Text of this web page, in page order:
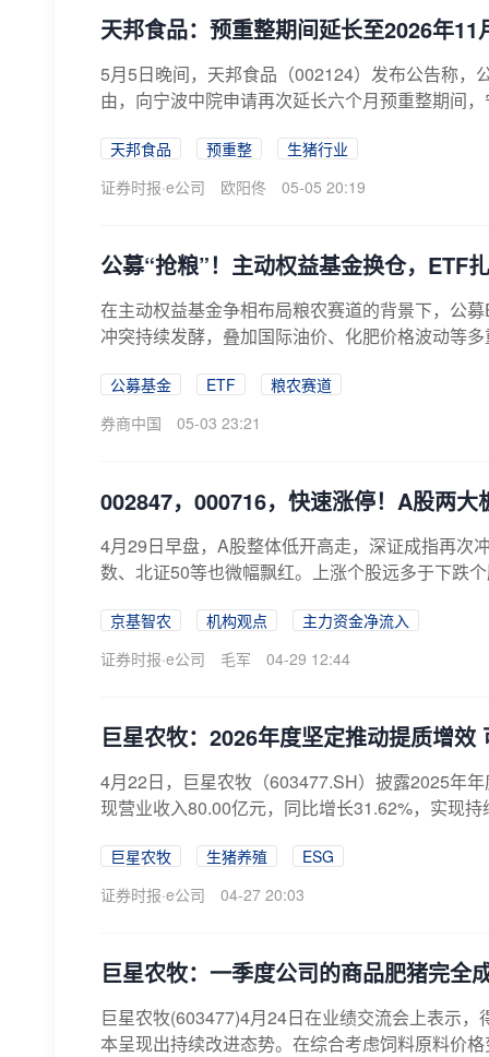
天邦食品：预重整期间延长至2026年11
5月5日晚间，天邦食品（002124）发布公告称，
由，向宁波中院申请再次延长六个月预重整期间
天邦食品 预重整
生猪行业
证券时报·e公司
欧阳佟 05-05 20:19
公募“抢粮”！主动权益基金换仓，ETF
在主动权益基金争相布局粮农赛道的背景下，公
冲突持续发酵，叠加国际油价、化肥价格波动等
公募基金 ETF
粮农赛道
券商中国
05-03 23:21
002847，000716，快速涨停！A股两大
4月29日早盘，A股整体低开高走，深证成指再次
数、北证50等也微幅飘红。上涨个股远多于下跌
京基智农 机构观点
主力资金净流入
证券时报·e公司
毛军 04-29 12:44
巨星农牧：2026年度坚定推动提质增
4月22日，巨星农牧（603477.SH）披露2025年
现营业收入80.00亿元，同比增长31.62%，实现持
巨星农牧 生猪养殖
ESG
证券时报·e公司
04-27 20:03
巨星农牧：一季度公司的商品肥猪完全
巨星农牧(603477)4月24日在业绩交流会上表示
本呈现出持续改进态势。在综合考虑饲料原料价